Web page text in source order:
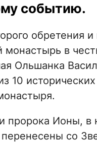
событию.
обретения
монастырь в
Ольшанка
10
пророка Ионы,
со